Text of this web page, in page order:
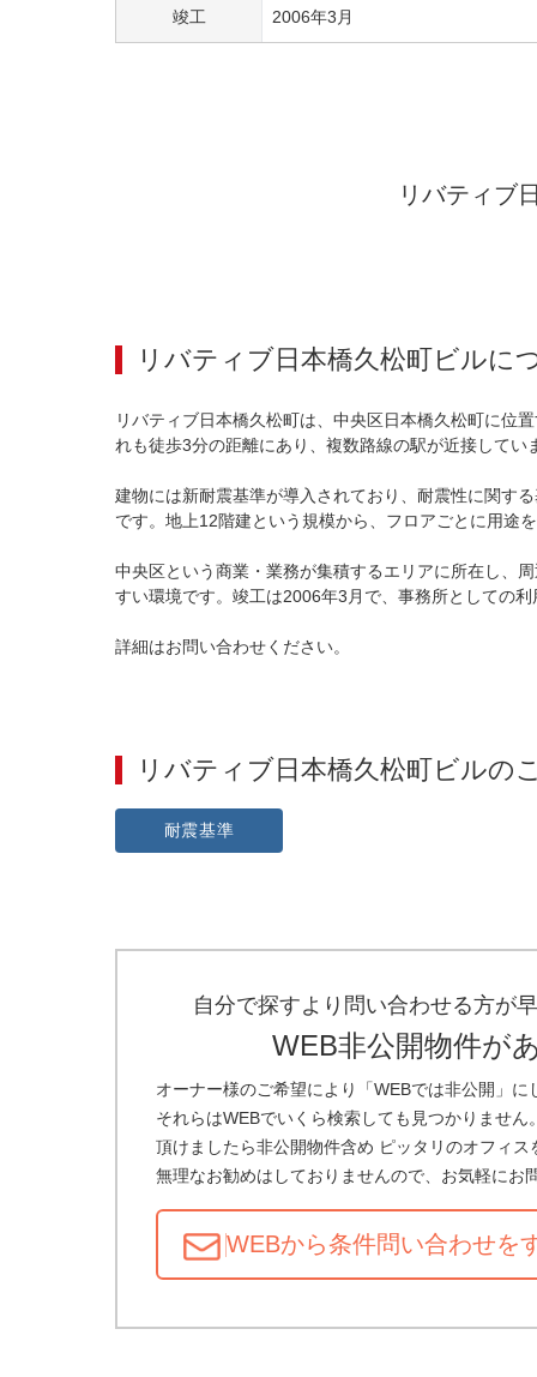
竣工 2006年3 月
リバティブ
リバティブ日本橋久松町ビルに
リバティブ日本橋久松町は、中央区日本橋久松町に位
れも徒歩3分の距離にあり、複数路線の駅が近接してい
建物には新耐震基準が導入されており、耐震性に関す
です。地上12階建という規模から、フロアごとに用途
中央区という商業・業務が集積するエリアに所在し、
すい環境です。竣工は2006年3月で、事務所としての
詳細はお問い合わせください。
リバティブ日本橋久松町ビルの
耐震基準
自分で探すより問い合わせる方が
WEB非公開物件が
オーナー様のご希望により「WEBでは非公開」に
それらはWEBでいくら検索しても見つかりませ
頂けましたら非公開物件含め ピッタリのオフィス
無理なお勧めはしておりませんので、お気軽にお
WEBから条件問い合わせを